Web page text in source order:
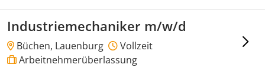
Industriemechaniker m/w/d
Büchen, Lauenburg
Vollzeit
Arbeitnehmerüberlassung